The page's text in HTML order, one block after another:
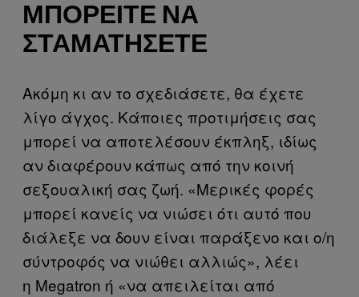
ΜΠΟΡΕΊΤΕ ΝΑ
ΣΤΑΜΑΤΉΣΕΤΕ
Ακόμη κι αν το σχεδιάσετε, θα έχετε
λίγο άγχος. Κάποιες προτιμήσεις σας
μπορεί να αποτελέσουν έκπληξ, ιδίως
αν διαφέρουν κάπως από την κοινή
σεξουαλική σας ζωή. «Μερικές φορές
μπορεί κανείς να νιώσει ότι αυτό που
διάλεξε να δουν είναι παράξενο και ο/η
σύντροφός να νιώθει αλλιώς», λέει
η Megatron ή «να απειλείται από